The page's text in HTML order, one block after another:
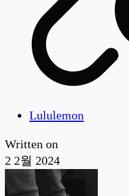
Lululemon
Written on
2 2월 2024